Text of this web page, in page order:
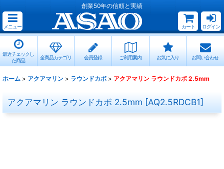
創業50年の信頼と実績
メニュー カート ログイン
最近チェックし
た商品
全商品カテゴリ 会員登録 ご利用案内 お気に入り お問い合わせ
ホーム > アクアマリン > ラウンドカボ > アクアマリン ラウンドカボ 2.5mm
アクアマリン ラウンドカボ 2.5mm [AQ2.5RDCB1]